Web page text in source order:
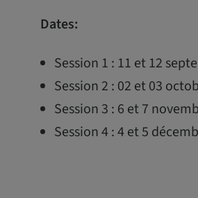
Dates:
Session 1 : 11 et 12
Session 2 : 02 et 03
Session 3 : 6 et 7
Session 4 : 4 et 5